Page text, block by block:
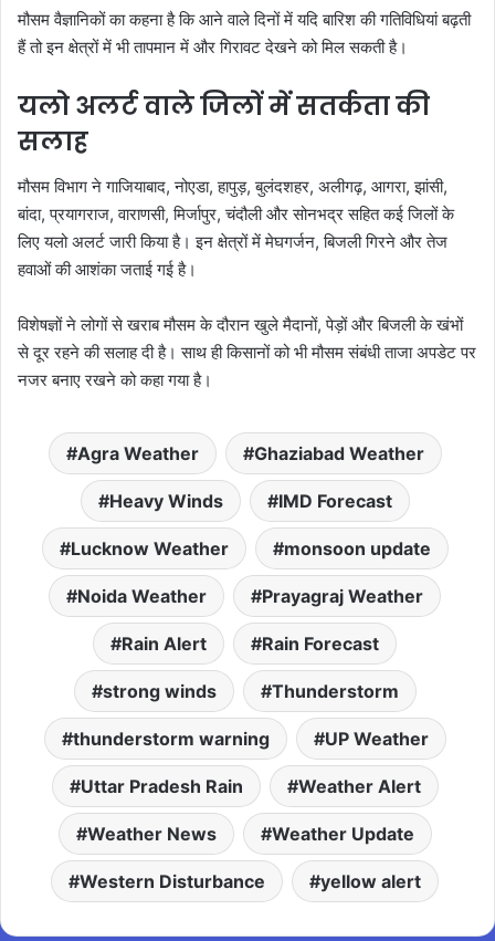
मौसम वैज्ञानिकों का कहना है कि आने वाले दिनों में यदि बारिश की गतिविधियां बढ़ती
हैं तो इन क्षेत्रों में भी तापमान में और गिरावट देखने को मिल सकती है।
यलो अलर्ट वाले जिलों में सतर्कता की
सलाह
मौसम विभाग ने गाजियाबाद, नोएडा, हापुड़, बुलंदशहर, अलीगढ़, आगरा, झांसी,
बांदा, प्रयागराज, वाराणसी, मिर्जापुर, चंदौली और सोनभद्र सहित कई जिलों के
लिए यलो अलर्ट जारी किया है। इन क्षेत्रों में मेघगर्जन, बिजली गिरने और तेज
हवाओं की आशंका जताई गई है।
विशेषज्ञों ने लोगों से खराब मौसम के दौरान खुले मैदानों, पेड़ों और बिजली के खंभों
से दूर रहने की सलाह दी है। साथ ही किसानों को भी मौसम संबंधी ताजा अपडेट पर
नजर बनाए रखने को कहा गया है।
Agra Weather Ghaziabad Weather
Heavy Winds IMD Forecast
Lucknow Weather monsoon update
Noida Weather Prayagraj Weather
Rain Alert Rain Forecast
strong winds Thunderstorm
thunderstorm warning UP Weather
Uttar Pradesh Rain Weather Alert
Weather News Weather Update
Western Disturbance yellow alert